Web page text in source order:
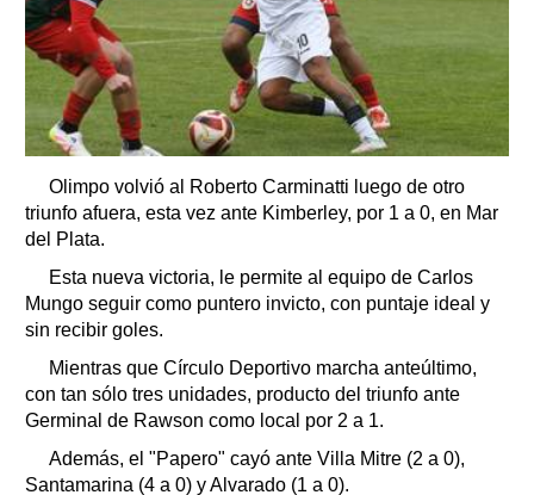
Olimpo volvió al Roberto Carminatti luego de otro
triunfo afuera, esta vez ante Kimberley, por 1 a 0, en Mar
del Plata.
Esta nueva victoria, le permite al equipo de Carlos
Mungo seguir como puntero invicto, con puntaje ideal y
sin recibir goles.
Mientras que Círculo Deportivo marcha anteúltimo,
con tan sólo tres unidades, producto del triunfo ante
Germinal de Rawson como local por 2 a 1.
Además, el "Papero" cayó ante Villa Mitre (2 a 0),
Santamarina (4 a 0) y Alvarado (1 a 0).